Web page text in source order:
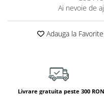
Dezvoltare psihomotrica
Dezvoltare proprioceptiva
Dezvoltare vestibulara
Mingi terapeutice
Ai nevoie de
Adauga la Favorite
Livrare gratuita peste 300 RON